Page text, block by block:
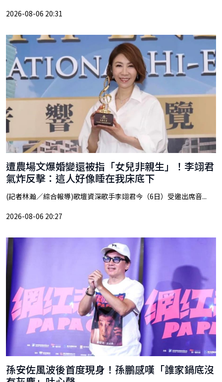
2026-08-06 20:31
遭農場文爆婚變還被指「女兒非親生」！李翊君
氣炸反擊：這人好像睡在我床底下
(記者林瀚／綜合報導)歌壇資深歌手李翊君今（6日）受邀出席音...
2026-08-06 20:27
孫安佐風波後首度現身！孫鵬感嘆「誰家鍋底沒